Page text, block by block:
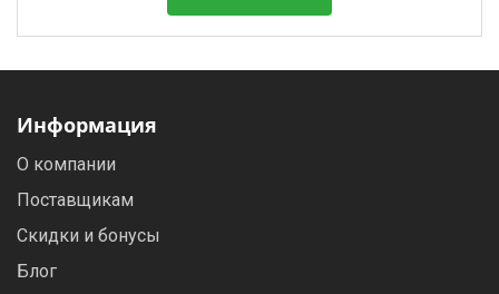
Информация
О компании
Поставщикам
Скидки и бонусы
Блог